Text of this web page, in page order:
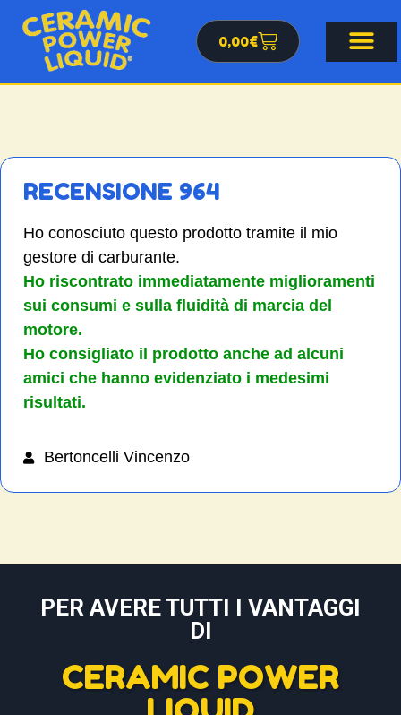
0,00€
RECENSIONE 964
Ho conosciuto questo prodotto tramite il mio
gestore di carburante.
Ho riscontrato immediatamente miglioramenti
sui consumi e sulla fluidità di marcia del
motore.
Ho consigliato il prodotto anche ad alcuni
amici che hanno evidenziato i medesimi
risultati.
Bertoncelli Vincenzo
PER AVERE TUTTI I VANTAGGI
DI
CERAMIC POWER